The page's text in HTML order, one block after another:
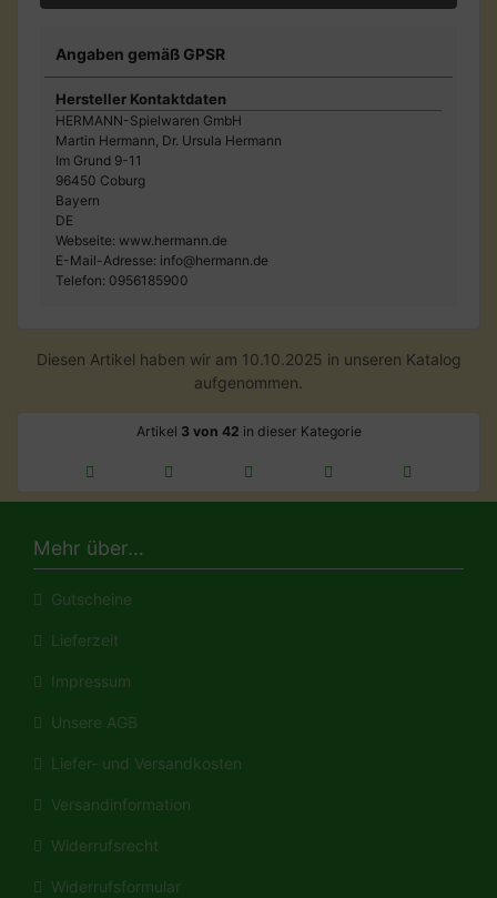
Angaben gemäß GPSR
Hersteller Kontaktdaten
HERMANN-Spielwaren GmbH
Martin Hermann, Dr. Ursula Hermann
Im Grund 9-11
96450 Coburg
Bayern
DE
Webseite: www.hermann.de
E-Mail-Adresse: info@hermann.de
Telefon: 0956185900
Diesen Artikel haben wir am 10.10.2025 in unseren Katalog
aufgenommen.
Artikel 3 von 42 in dieser Kategorie
Mehr über...
Gutscheine
Lieferzeit
Impressum
Unsere AGB
Liefer- und Versandkosten
Versandinformation
Widerrufsrecht
Widerrufsformular